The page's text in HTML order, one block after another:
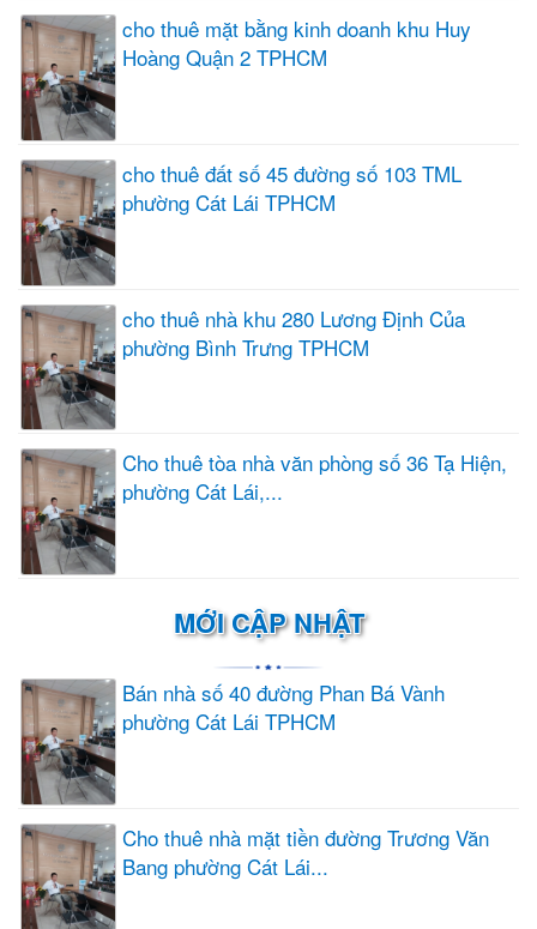
cho thuê mặt bằng kinh doanh khu Huy
Hoàng Quận 2 TPHCM
cho thuê đất số 45 đường số 103 TML
phường Cát Lái TPHCM
cho thuê nhà khu 280 Lương Định Của
phường Bình Trưng TPHCM
Cho thuê tòa nhà văn phòng số 36 Tạ Hiện,
phường Cát Lái,...
MỚI CẬP NHẬT
Bán nhà số 40 đường Phan Bá Vành
phường Cát Lái TPHCM
Cho thuê nhà mặt tiền đường Trương Văn
Bang phường Cát Lái...